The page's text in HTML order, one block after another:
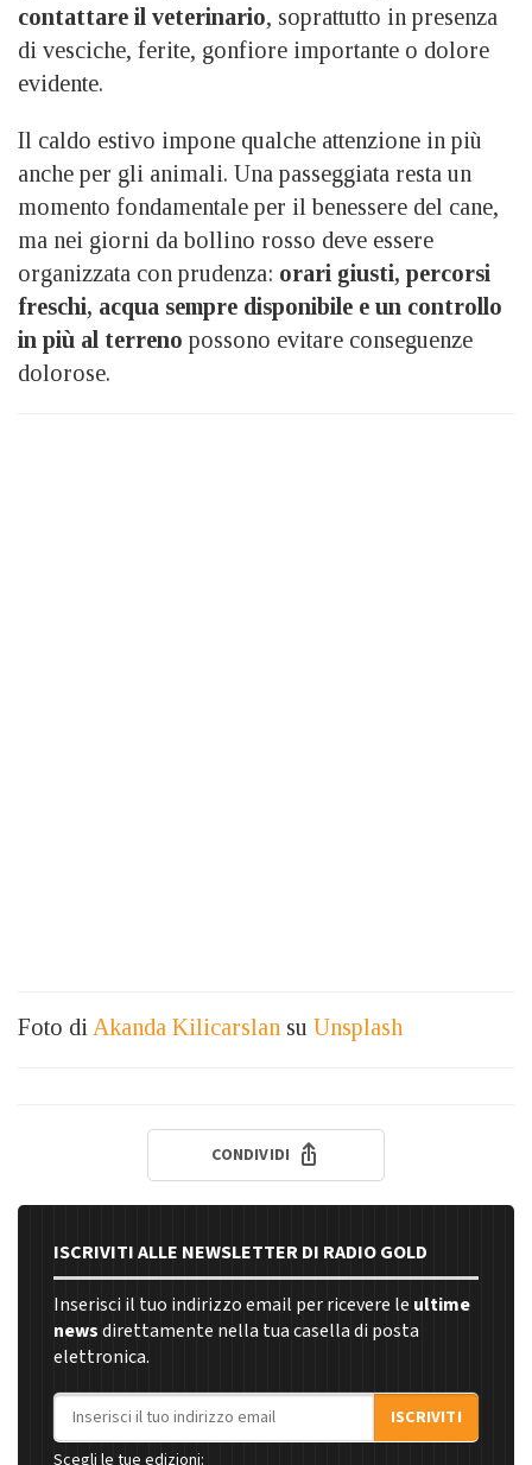
contattare il veterinario, soprattutto in presenza
di vesciche, ferite, gonfiore importante o dolore
evidente.
Il caldo estivo impone qualche attenzione in più
anche per gli animali. Una passeggiata resta un
momento fondamentale per il benessere del cane,
ma nei giorni da bollino rosso deve essere
organizzata con prudenza: orari giusti, percorsi
freschi, acqua sempre disponibile e un controllo
in più al terreno possono evitare conseguenze
dolorose.
Foto di Akanda Kilicarslan su Unsplash
CONDIVIDI
ISCRIVITI ALLE NEWSLETTER DI RADIO GOLD
Inserisci il tuo indirizzo email per ricevere le ultime
newsdirettamente nella tua casella di posta
elettronica.
Indirizzo email
ISCRIVITI